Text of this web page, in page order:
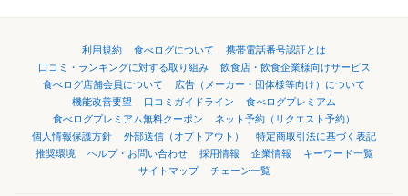
利用規約 食べログについて
携帯電話番号認証とは
口コミ・ランキングに対する取り組み
飲食店・飲食企業様向けサービス
食べログ店舗会員について
広告（メーカー・団体様等向け）について
機能改善要望
口コミガイドライン
食べログプレミアム
食べログプレミアム無料クーポン
ネット予約（リクエスト予約）
個人情報保護方針
外部送信（オプトアウト）
特定商取引法に基づく表記
推奨環境
ヘルプ・お問い合わせ 採用情報 企業情報
キーワード一覧
サイトマップ
チェーン一覧